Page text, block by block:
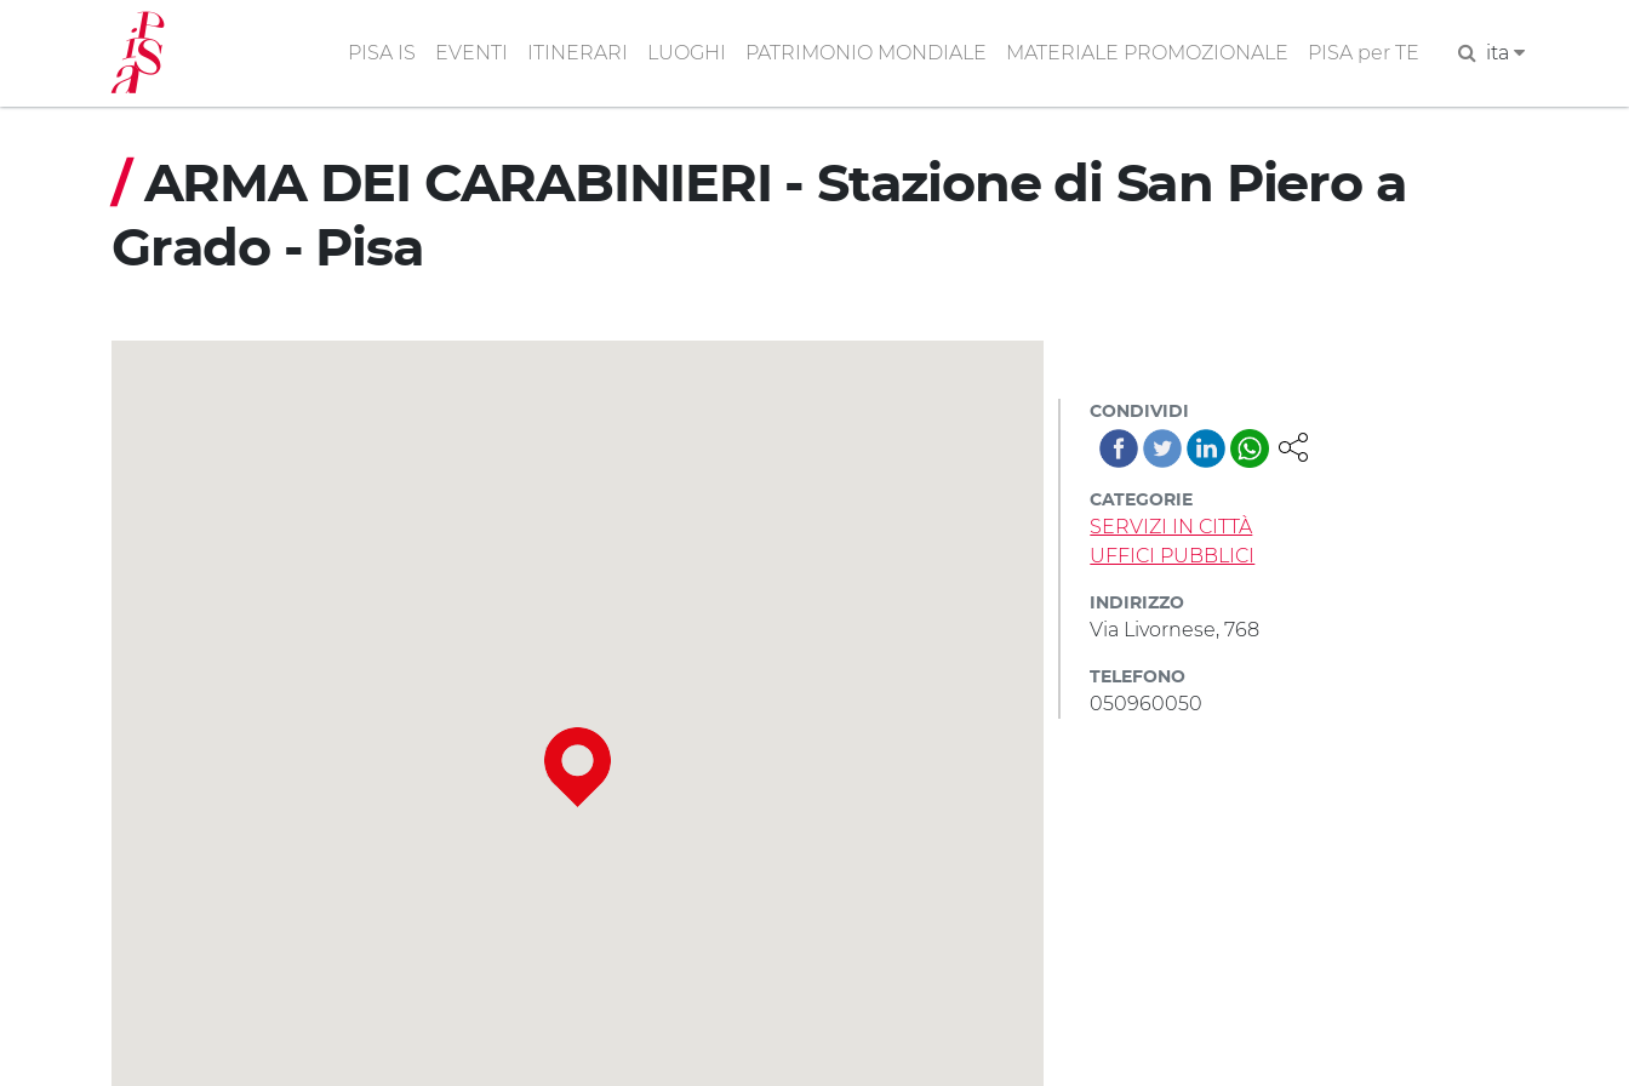
principale
PISA IS EVENTI ITINERARI LUOGHI PATRIMONIO MONDIALE MATERIALE PROMOZIONALE PISA per TE Cerca ita
/ ARMA DEI CARABINIERI - Stazione di San Piero a
Grado - Pisa
CONDIVIDI
CATEGORIE
SERVIZI IN CITTÀ
UFFICI PUBBLICI
INDIRIZZO
Via Livornese, 768
TELEFONO
050960050